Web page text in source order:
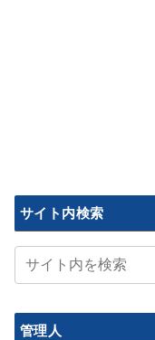
サイト内検索
管理人